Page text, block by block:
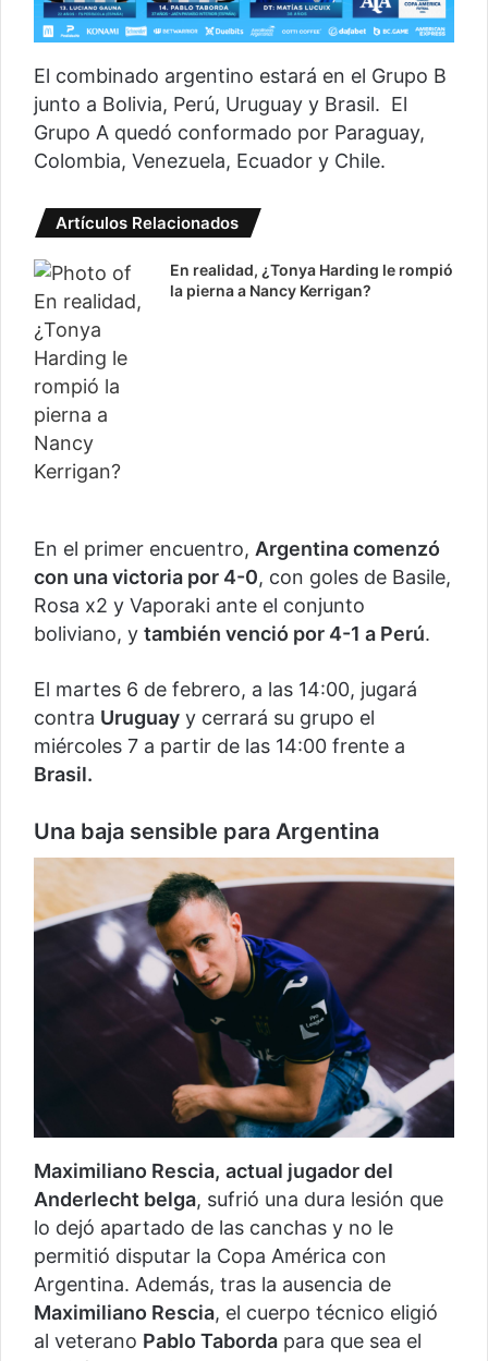
El combinado argentino estará en el Grupo B
junto a Bolivia, Perú, Uruguay y Brasil. El
Grupo A quedó conformado por Paraguay,
Colombia, Venezuela, Ecuador y Chile.
Artículos Relacionados
En realidad, ¿Tonya Harding le rompió
la pierna a Nancy Kerrigan?
En el primer encuentro, Argentina comenzó
con una victoria por 4-0, con goles de Basile,
Rosa x2 y Vaporaki ante el conjunto
boliviano, y también venció por 4-1 a Perú.
El martes 6 de febrero, a las 14:00, jugará
contra Uruguay y cerrará su grupo el
miércoles 7 a partir de las 14:00 frente a
Brasil.
Una baja sensible para Argentina
Maximiliano Rescia, actual jugador del
Anderlecht belga, sufrió una dura lesión que
lo dejó apartado de las canchas y no le
permitió disputar la Copa América con
Argentina. Además, tras la ausencia de
Maximiliano Rescia, el cuerpo técnico eligió
al veterano Pablo Taborda para que sea el